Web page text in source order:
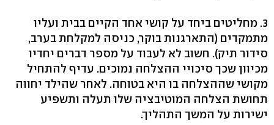
3. מחליטים ביחד על קושי אחד הקיים בבית ועליו
מתמקדים (התארגנות בוקר, כניסה למקלחת בערב,
סידור תיק). חשוב לא לעבוד על מספר דברים יחדיו
מכיוון שכך סיכויי ההצלחה נמוכים. עדיף להתחיל
מקושי שההצלחה בו היא בטוחה. לאחר שהילד יחווה
תחושת הצלחה המוטיבציה שלו תעלה ותשפיע
ישירות על המשך התהליך.